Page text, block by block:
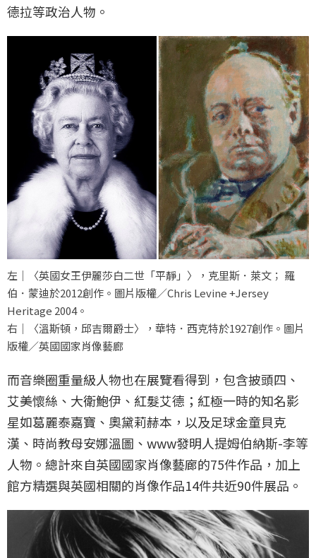
德拉等政治人物。
左｜〈英國女王伊麗莎白二世「平靜」〉，克里斯．萊文； 羅
伯．蒙迪於2012創作。圖片版權／Chris Levine +Jersey
Heritage 2004。
右｜〈溫斯頓，邱吉爾爵士〉，華特．西克特於1927創作。圖片
版權／英國國家肖像藝廊
而音樂圈重量級人物也在展覽看得到，包含披頭四、
艾美懷絲、大衛鮑伊、紅髮艾德；紅極一時的知名影
星如葛麗泰嘉寶、奧黛莉赫本，以及足球金童貝克
漢、時尚教母安娜溫圖、www發明人提姆伯納斯-李等
人物。總計來自英國國家肖像藝廊的75件作品，加上
館方精選與英國相關的肖像作品14件共近90件展品。